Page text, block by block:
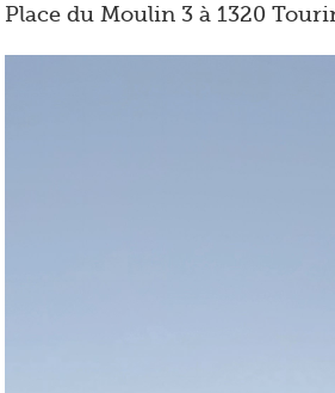
Place du Moulin 3 à 1320